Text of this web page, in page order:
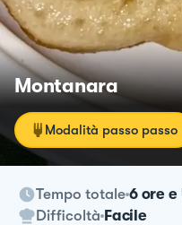
Montanara
Modalità passo passo
Tempo totale 6 ore
Difficoltà Facile